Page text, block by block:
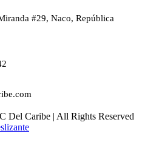
#29, Naco, República
Del Caribe | All Rights Reserved